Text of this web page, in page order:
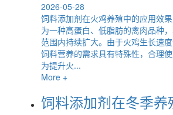
2026-05-28
饲料添加剂在火鸡养殖中的应用效
为一种高蛋白、低脂肪的禽肉品种
范围内持续扩大。由于火鸡生长速
饲料营养的需求具有特殊性，合理
为提升火...
More +
饲料添加剂在冬季养